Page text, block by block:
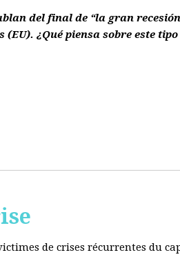
del final de “la gran
(EU). ¿Qué piensa sobre este
de crises récurrentes du